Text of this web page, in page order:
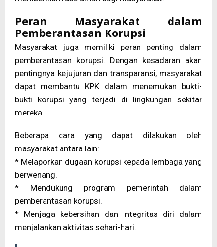
Peran Masyarakat dalam
Pemberantasan Korupsi
Masyarakat juga memiliki peran penting dalam
pemberantasan korupsi. Dengan kesadaran akan
pentingnya kejujuran dan transparansi, masyarakat
dapat membantu KPK dalam menemukan bukti-
bukti korupsi yang terjadi di lingkungan sekitar
mereka.
Beberapa cara yang dapat dilakukan oleh
masyarakat antara lain:
* Melaporkan dugaan korupsi kepada lembaga yang
berwenang.
* Mendukung program pemerintah dalam
pemberantasan korupsi.
* Menjaga kebersihan dan integritas diri dalam
menjalankan aktivitas sehari-hari.